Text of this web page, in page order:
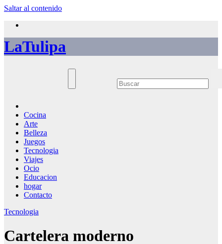
Saltar al contenido
LaTulipa
Cocina
Arte
Belleza
Juegos
Tecnologia
Viajes
Ocio
Educacion
hogar
Contacto
Tecnologia
Cartelera moderno